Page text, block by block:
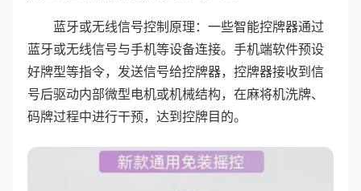
蓝牙或无线信号控制原理：一些智能控牌器通过
蓝牙或无线信号与手机等设备连接。手机端软件预设
好牌型等指令，发送信号给控牌器，控牌器接收到信
号后驱动内部微型电机或机械结构，在麻将机洗牌、
码牌过程中进行干预，达到控牌目的。